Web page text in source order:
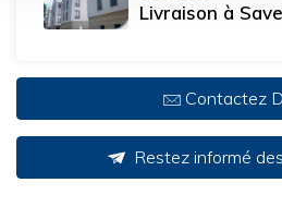
Livraison à
Contactez
Restez informé